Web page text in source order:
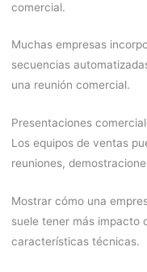
comercial.
Muchas empresas
secuencias
una reunión comercial.
Presentaciones
Los equipos de ventas
reuniones,
Mostrar cómo una
suele tener más impacto
características técnicas.